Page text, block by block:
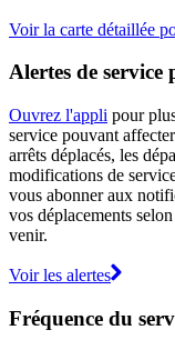
Voir la carte détaillée
Alertes de
Ouvrez l'appli pour
service pouvant
arrêts déplacés, les
modifications de
vous abonner aux
vos déplacements
venir.
Voir les alertes
Fréquence du